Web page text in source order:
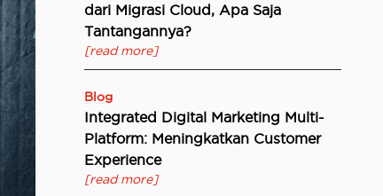
dari Migrasi Cloud, Apa Saja
Tantangannya?
[read more]
Blog
Integrated Digital Marketing Multi-
Platform: Meningkatkan Customer
Experience
[read more]